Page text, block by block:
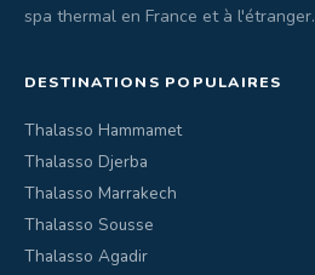
spa thermal en France et à l'étranger.
DESTINATIONS POPULAIRES
Thalasso Hammamet
Thalasso Djerba
Thalasso Marrakech
Thalasso Sousse
Thalasso Agadir